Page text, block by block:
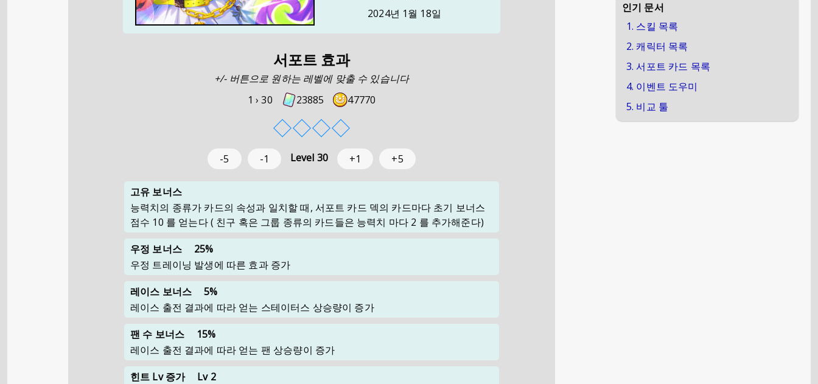
2024년 1월 18일
서포트 효과
+/- 버튼으로 원하는 레벨에 맞출 수 있습니다
1 ›30 23885 47770
◇◇◇◇
-5 -1 Level 30 +1 +5
고유 보너스
능력치의 종류가 카드의 속성과 일치할 때, 서포트 카드 덱의 카드마다 초기 보너스
점수 10 를 얻는다 ( 친구 혹은 그룹 종류의 카드들은 능력치 마다 2 를 추가해준다)
우정 보너스
25%
우정 트레이닝 발생에 따른 효과 증가
레이스 보너스
5%
레이스 출전 결과에 따라 얻는 스테이터스 상승량이 증가
팬 수 보너스
15%
레이스 출전 결과에 따라 얻는 팬 상승량이 증가
힌트 Lv 증가
Lv 2
인기 문서
1. 스킬 목록
2. 캐릭터 목록
3. 서포트 카드 목록
4. 이벤트 도우미
5. 비교 툴